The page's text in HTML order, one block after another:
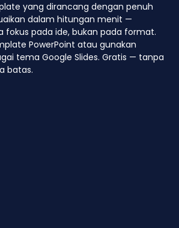
yang dirancang dengan penuh
dalam hitungan menit —
fokus pada ide, bukan pada format.
PowerPoint atau gunakan
tema Google Slides. Gratis — tanpa
batas.